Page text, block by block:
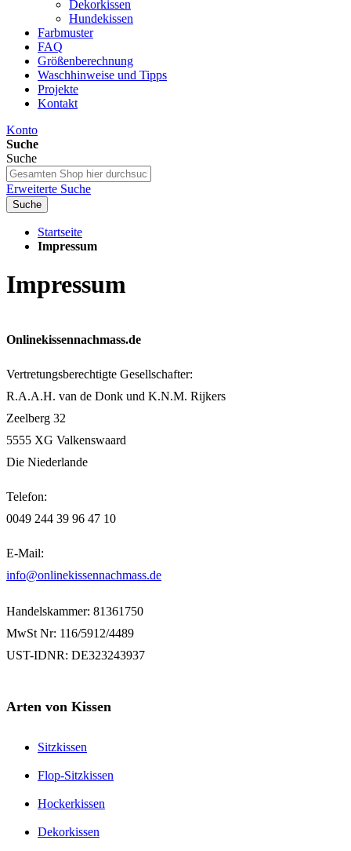
Dekorkissen
Hundekissen
Farbmuster
FAQ
Größenberechnung
Waschhinweise und Tipps
Projekte
Kontakt
Konto
Suche
Suche
Erweiterte Suche
Suche
Startseite
Impressum
Impressum
Onlinekissennachmass.de
Vertretungsberechtigte Gesellschafter:
R.A.A.H. van de Donk und K.N.M. Rijkers
Zeelberg 32
5555 XG Valkenswaard
Die Niederlande
Telefon:
0049 244 39 96 47 10
E-Mail:
info@onlinekissennachmass.de
Handelskammer: 81361750
MwSt Nr: 116/5912/4489
UST-IDNR: DE323243937
Arten von Kissen
Sitzkissen
Flop-Sitzkissen
Hockerkissen
Dekorkissen